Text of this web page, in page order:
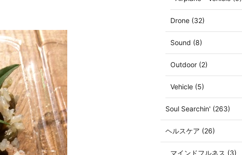
Drone (32)
Sound (8)
Outdoor (2)
Vehicle (5)
Soul Searchin' (263)
ヘルスケア (26)
マインドフルネス (3)